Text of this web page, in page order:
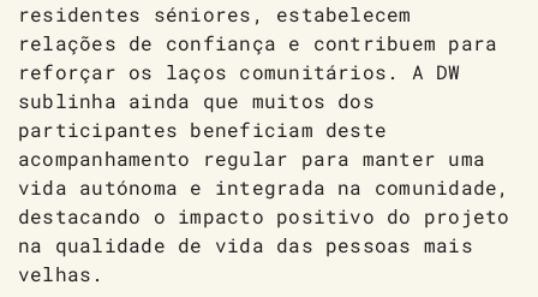
residentes séniores, estabelecem
relações de confiança e contribuem para
reforçar os laços comunitários. A DW
sublinha ainda que muitos dos
participantes beneficiam deste
acompanhamento regular para manter uma
vida autónoma e integrada na comunidade,
destacando o impacto positivo do projeto
na qualidade de vida das pessoas mais
velhas.